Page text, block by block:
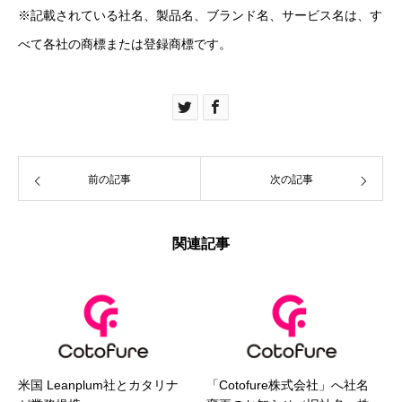
※記載されている社名、製品名、ブランド名、サービス名は、す
べて各社の商標または登録商標です。
前の記事 次の記事
関連記事
​米国 Leanplum社とカタリナ
「Cotofure株式会社」へ社名